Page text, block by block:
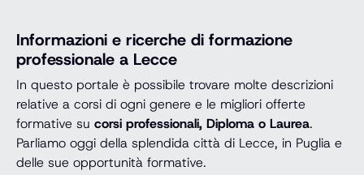
Informazioni e ricerche di formazione
professionale a Lecce
In questo portale è possibile trovare molte descrizioni
relative a corsi di ogni genere e le migliori offerte
formative su corsi professionali, Diploma o Laurea.
Parliamo oggi della splendida città di Lecce, in Puglia e
delle sue opportunità formative.